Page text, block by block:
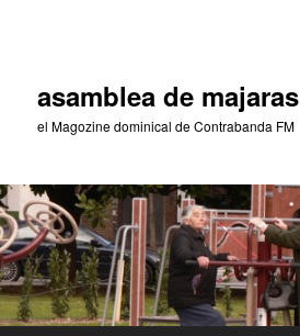
asamblea de majaras
el Magozine dominical de Contrabanda FM